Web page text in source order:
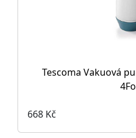
Tescoma Vakuová
668 Kč